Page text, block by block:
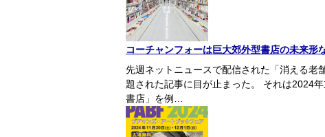
コーチャンフォーは巨大郊外型書店の未来形
先週ネットニュースで配信された「消える
題された記事に目が止まった。 それは2024
書店」を例…